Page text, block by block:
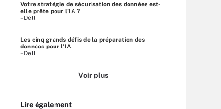
Votre stratégie de sécurisation des données est-
elle prête pour l'IA ?
–Dell
Les cinq grands défis de la préparation des
données pour l’IA
–Dell
Voir plus
Lire également